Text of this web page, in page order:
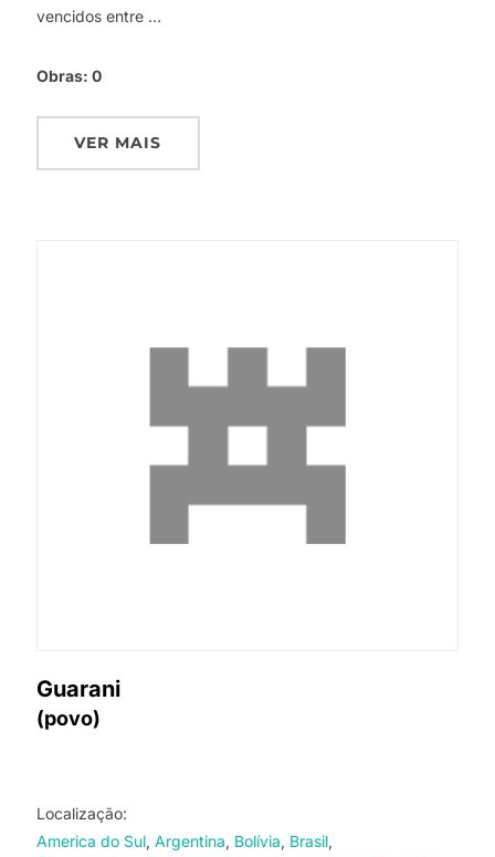
vencidos entre …
Obras: 0
VER MAIS
Guarani
(povo)
Localização:
America do Sul Argentina Bolívia Brasil